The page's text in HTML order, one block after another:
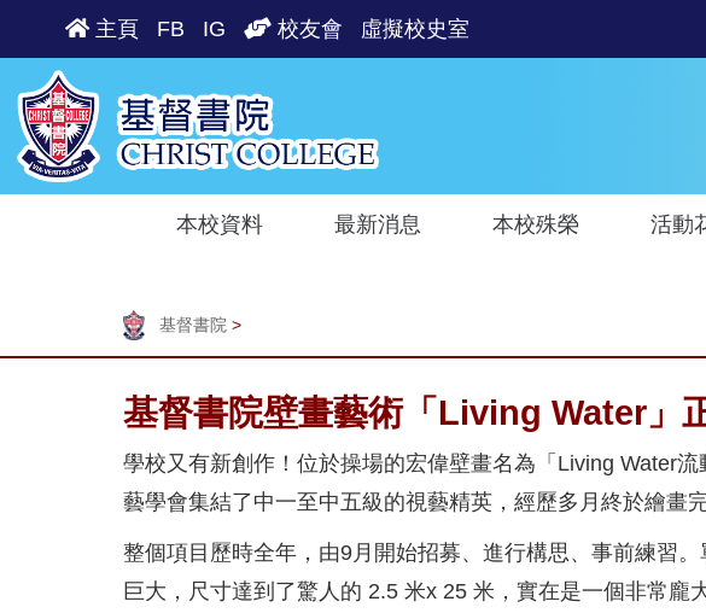
主頁 FB IG 校友會 虛擬校史室
本校資料 最新消息 本校殊榮 活動
基督書院 >
基督書院壁畫藝術「Living Water」
學校又有新創作！位於操場的宏偉壁畫名為「Living Water
藝學會集結了中一至中五級的視藝精英，經歷多月終於繪畫
整個項目歷時全年，由9月開始招募、進行構思、事前練習
巨大，尺寸達到了驚人的 2.5 米x 25 米，實在是一個非常